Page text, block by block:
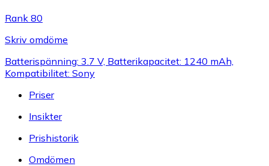
Rank 80
Skriv omdöme
Batterispänning: 3.7 V, Batterikapacitet: 1240 mAh,
Kompatibilitet: Sony
Priser
Insikter
Prishistorik
Omdömen